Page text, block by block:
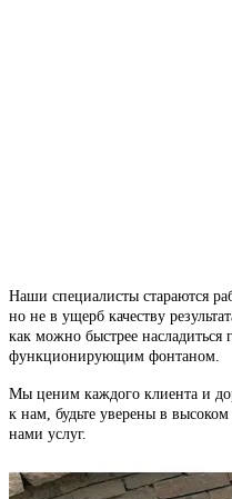
Наши специалисты стараются
но не в ущерб качеству
как можно быстрее насладиться
функционирующим фонтаном.
Мы ценим каждого клиента и
к нам, будьте уверены в
нами услуг.